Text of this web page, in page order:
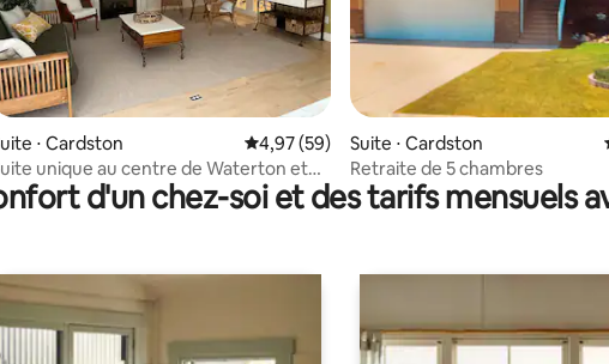
sur la base de 151 commentaires : 4,9 sur 5
⋅ Cardston Évaluation moyenne sur la base de 59
4,97 (59)
unique au centre de Waterton et
Suite ⋅ Cardston
Retraite de 5 chambres
d'un chez-soi et des tarifs mensuels